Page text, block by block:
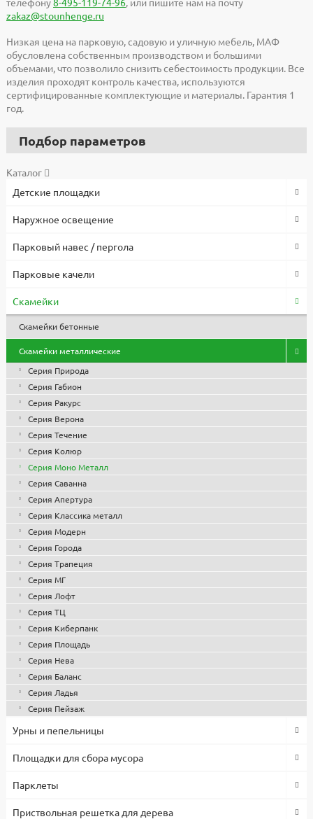
zakaz@stounhenge.ru
Низкая цена на парковую, садовую и уличную мебель, МАФ
обусловлена собственным производством и большими
объемами, что позволило снизить себестоимость продукции. Все
изделия проходят контроль качества, используются
сертифицированные комплектующие и материалы. Гарантия 1
год.
Подбор параметров
Каталог
Детские площадки
Наружное освещение
Парковый навес / пергола
Парковые качели
Скамейки
Скамейки бетонные
Скамейки металлические
Серия Природа
Серия Габион
Серия Ракурс
Серия Верона
Серия Течение
Серия Колюр
Серия Моно Металл
Серия Саванна
Серия Апертура
Серия Классика металл
Серия Модерн
Серия Города
Серия Трапеция
Серия МГ
Серия Лофт
Серия ТЦ
Серия Киберпанк
Серия Площадь
Серия Нева
Серия Баланс
Серия Ладья
Серия Пейзаж
Урны и пепельницы
Площадки для сбора мусора
Парклеты
Приствольная решетка для дерева